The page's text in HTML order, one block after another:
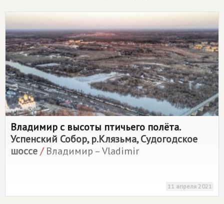
Владимир с высоты птичьего полёта.
Успенский Собор, р.Клязьма, Судогодское
шоссе/Владимир – Vladimir
11 апреля 2021